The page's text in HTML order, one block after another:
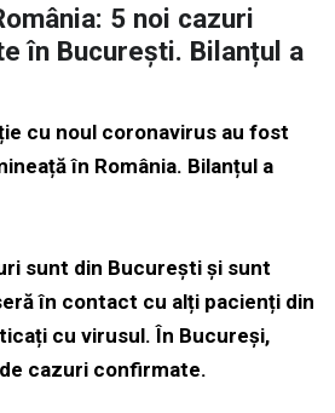
5 noi cazuri
în București. Bilanțul a
cu noul coronavirus au fost
în România. Bilanțul a
sunt din București și sunt
în contact cu alți pacienți din
cu virusul. În Bucureși,
cazuri confirmate.